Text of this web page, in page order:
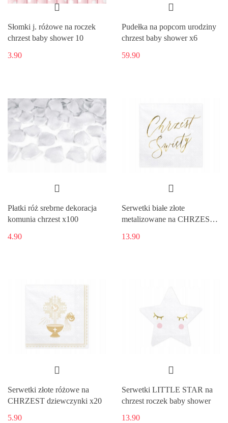
Słomki j. różowe na roczek
chrzest baby shower 10
3.90
Pudełka na popcorn urodziny
chrzest baby shower x6
59.90
Płatki róż srebrne dekoracja
komunia chrzest x100
4.90
Serwetki białe złote
metalizowane na CHRZEST
13.90
Serwetki złote różowe na
CHRZEST dziewczynki x20
5.90
Serwetki LITTLE STAR na
chrzest roczek baby shower
13.90